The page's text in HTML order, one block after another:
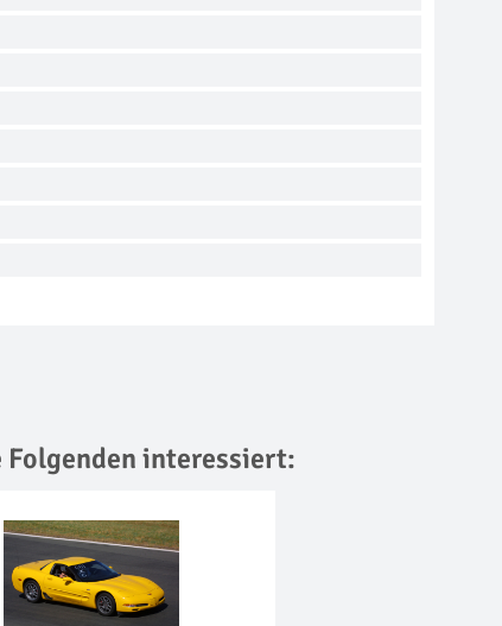
Folgenden interessiert: